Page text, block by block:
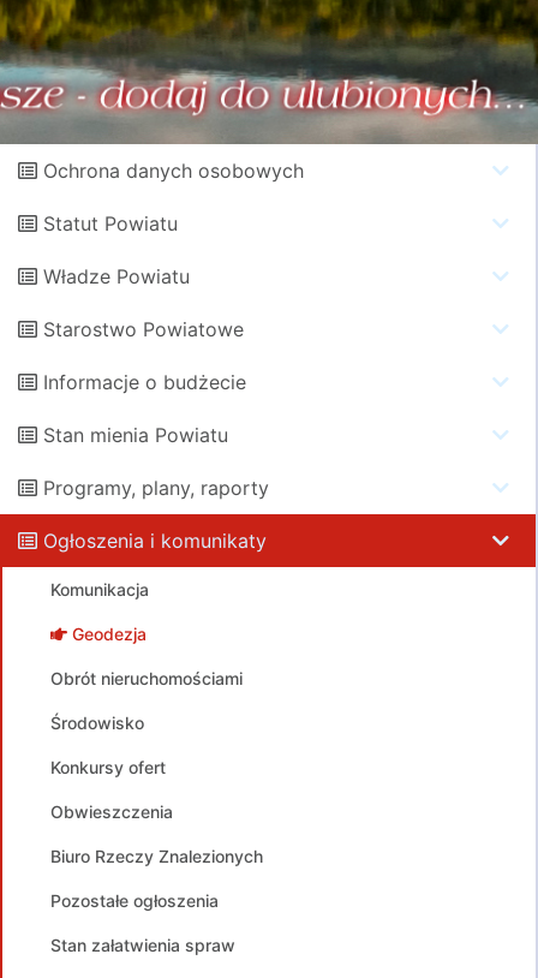
Ochrona danych osobowych
Statut Powiatu
Władze Powiatu
Starostwo Powiatowe
Informacje o budżecie
Stan mienia Powiatu
Programy, plany, raporty
Ogłoszenia i komunikaty
Komunikacja
Geodezja
Obrót nieruchomościami
Środowisko
Konkursy ofert
Obwieszczenia
Biuro Rzeczy Znalezionych
Pozostałe ogłoszenia
Stan załatwienia spraw